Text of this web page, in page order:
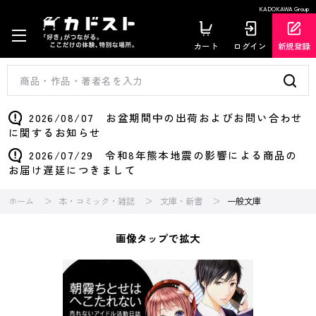
KADOKAWA Group
カート ログイン 新規登録
2026/08/07 お盆期間中の出荷およびお問い合わせ
に関するお知らせ
2026/07/29 令和8年熊本地震の影響による商品の
お届け遅延につきまして
ホーム 本・コミック・雑誌 文庫・新書 一般文庫
画像タップで拡大